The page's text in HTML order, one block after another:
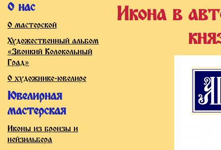
О нас
О мастерской
Художественный альбом
«Звонкий Колокольный
Град»
О художнике-ювелире
Ювелирная
мастерская
Иконы из бронзы и
нейзильбера
Икона в